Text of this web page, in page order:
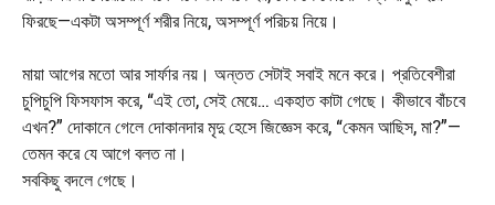
ফিরছে—একটা অসম্পূর্ণ শরীর নিয়ে, অসম্পূর্ণ পরিচয় নিয়ে।
মায়া আগের মতো আর সার্ফার নয়। অন্তত সেটাই সবাই মনে করে। প্রতিবেশীরা
চুপিচুপি ফিসফাস করে, “এই তো, সেই মেয়ে… একহাত কাটা গেছে। কীভাবে বাঁচবে
এখন?” দোকানে গেলে দোকানদার মৃদু হেসে জিজ্ঞেস করে, “কেমন আছিস, মা?”—
তেমন করে যে আগে বলত না।
সবকিছু বদলে গেছে।